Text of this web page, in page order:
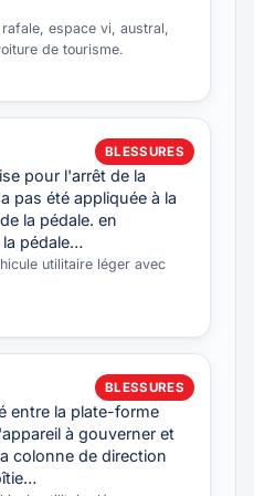
espace vi, austral,
de tourisme.
BLESSURES
pour l'arrêt de la
pas été appliquée à la
la pédale. en
pédale…
utilitaire léger avec
BLESSURES
entre la plate-forme
à gouverner et
colonne de direction